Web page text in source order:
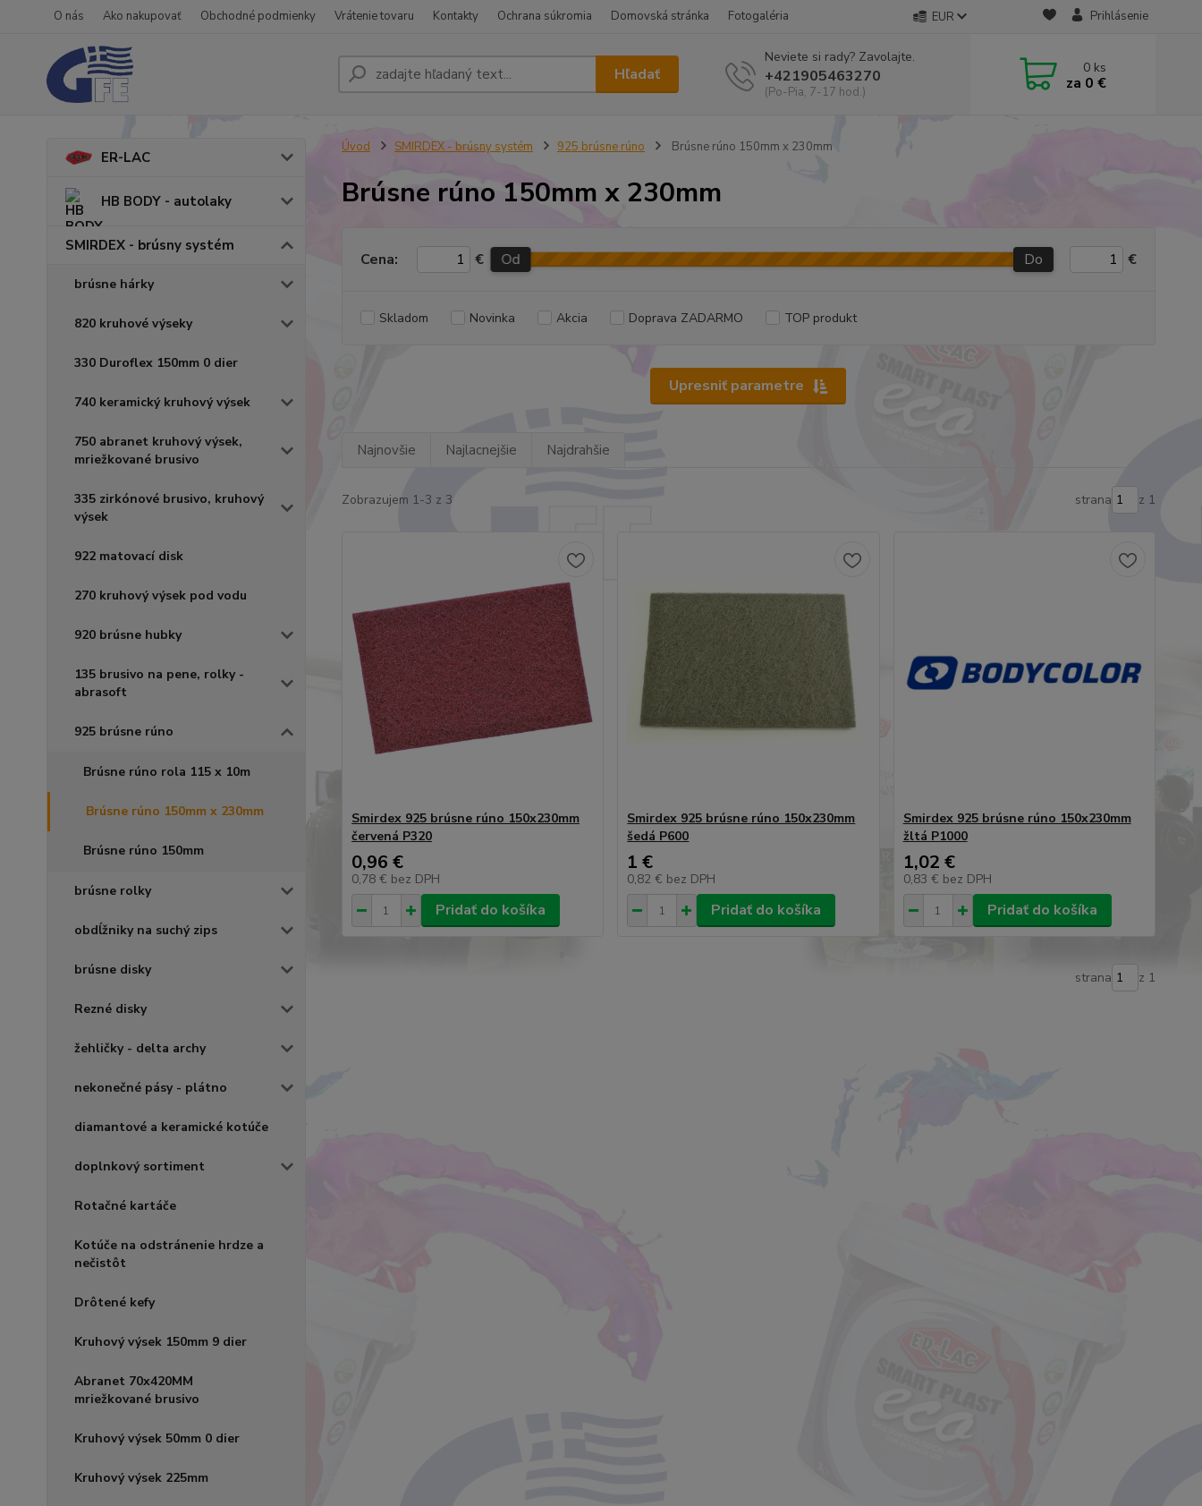
O nás Ako nakupovať Obchodné podmienky Vrátenie tovaru Kontakty Ochrana súkromia Domovská stránka Fotogaléria EUR Prihlásenie
Hľadať
Neviete si rady? Zavolajte.
+421905463270
(Po-Pia, 7-17 hod.)
0 ks
za 0 €
ER-LAC
HB BODY - autolaky
SMIRDEX - brúsny systém
brúsne hárky
820 kruhové výseky
330 Duroflex 150mm 0 dier
740 keramický kruhový výsek
750 abranet kruhový výsek,
mriežkované brusivo
335 zirkónové brusivo, kruhový
výsek
922 matovací disk
270 kruhový výsek pod vodu
920 brúsne hubky
135 brusivo na pene, rolky -
abrasoft
925 brúsne rúno
Brúsne rúno rola 115 x 10m
Brúsne rúno 150mm x 230mm
Brúsne rúno 150mm
brúsne rolky
obdĺžniky na suchý zips
brúsne disky
Rezné disky
žehličky - delta archy
nekonečné pásy - plátno
diamantové a keramické kotúče
doplnkový sortiment
Rotačné kartáče
Kotúče na odstránenie hrdze a
nečistôt
Drôtené kefy
Kruhový výsek 150mm 9 dier
Abranet 70x420MM
mriežkované brusivo
Kruhový výsek 50mm 0 dier
Kruhový výsek 225mm
Úvod SMIRDEX - brúsny systém 925 brúsne rúno Brúsne rúno 150mm x 230mm
Brúsne rúno 150mm x 230mm
Upresniť parametre
Cena: € Od Do €
Skladom Novinka Akcia Doprava ZADARMO TOP produkt
Najnovšie Najlacnejšie Najdrahšie
Zobrazujem 1-3 z 3 strana z 1
Smirdex 925 brúsne rúno 150x230mm
červená P320
0,96 €
0,78 € bez DPH
Pridať do košíka
Smirdex 925 brúsne rúno 150x230mm
šedá P600
1 €
0,82 € bez DPH
Pridať do košíka
Smirdex 925 brúsne rúno 150x230mm
žltá P1000
1,02 €
0,83 € bez DPH
Pridať do košíka
strana z 1